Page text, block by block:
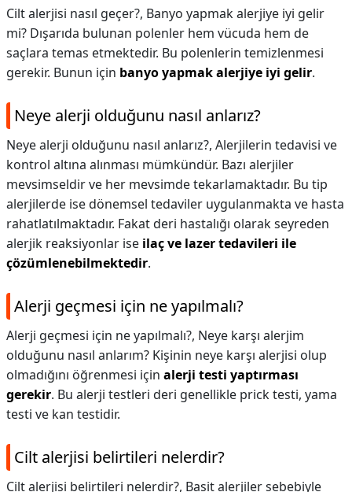
Cilt alerjisi nasıl geçer?, Banyo yapmak alerjiye iyi gelir
mi? Dışarıda bulunan polenler hem vücuda hem de
saçlara temas etmektedir. Bu polenlerin temizlenmesi
gerekir. Bunun için banyo yapmak alerjiye iyi gelir.
Neye alerji olduğunu nasıl anlarız?
Neye alerji olduğunu nasıl anlarız?, Alerjilerin tedavisi ve
kontrol altına alınması mümkündür. Bazı alerjiler
mevsimseldir ve her mevsimde tekarlamaktadır. Bu tip
alerjilerde ise dönemsel tedaviler uygulanmakta ve hasta
rahatlatılmaktadır. Fakat deri hastalığı olarak seyreden
alerjik reaksiyonlar ise ilaç ve lazer tedavileri ile
çözümlenebilmektedir.
Alerji geçmesi için ne yapılmalı?
Alerji geçmesi için ne yapılmalı?, Neye karşı alerjim
olduğunu nasıl anlarım? Kişinin neye karşı alerjisi olup
olmadığını öğrenmesi için alerji testi yaptırması
gerekir. Bu alerji testleri deri genellikle prick testi, yama
testi ve kan testidir.
Cilt alerjisi belirtileri nelerdir?
Cilt alerjisi belirtileri nelerdir?, Basit alerjiler sebebiyle